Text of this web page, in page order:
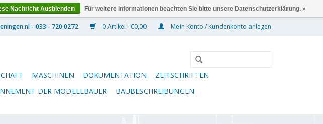
0 Artikel - €0,00 Mein Konto / Kundenkonto anlegen
MASCHINEN DOKUMENTATION
ZEITSCHRIFTEN
DER MODELLBAUER BAUBESCHREIBUNGEN
Nachricht Ausblenden Für weitere Informationen beachten Sie bitte unsere Datenschutzerklärung. »